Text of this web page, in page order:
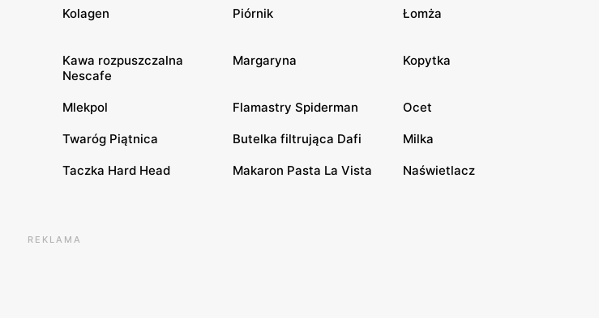
Kolagen Piórnik Łomża
Kawa rozpuszczalna
Nescafe
Margaryna Kopytka
Mlekpol Flamastry Spiderman Ocet
Twaróg Piątnica Butelka filtrująca Dafi Milka
Taczka Hard Head Makaron Pasta La Vista Naświetlacz
REKLAMA